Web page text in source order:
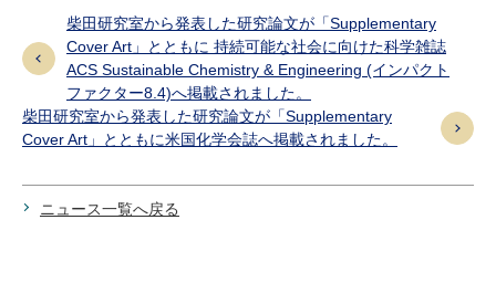
柴田研究室から発表した研究論文が「Supplementary
Cover Art」とともに 持続可能な社会に向けた科学雑誌
ACS Sustainable Chemistry & Engineering (インパクト
ファクター8.4)へ掲載されました。
柴田研究室から発表した研究論文が「Supplementary
Cover Art」とともに米国化学会誌へ掲載されました。
ニュース一覧へ戻る